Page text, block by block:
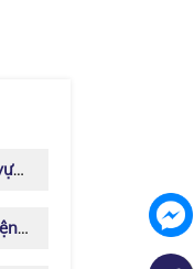
Lesson 6 (Bài tập): Từ vựng và ngữ pháp
Lesson 5 (Bài tập): Luyện âm